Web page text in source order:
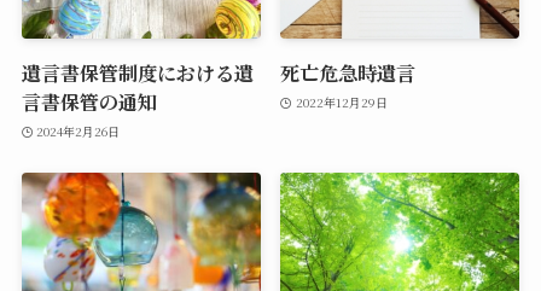
遺言書保管制度における遺
言書保管の通知
2024年2月26日
死亡危急時遺言
2022年12月29日